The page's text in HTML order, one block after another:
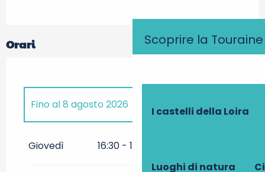
Scoprire la Touraine
I castelli della Loira
Luoghi di natura
Orari
2026
Fino al8 agosto 2026
Giovedì 16:30 - 17:30